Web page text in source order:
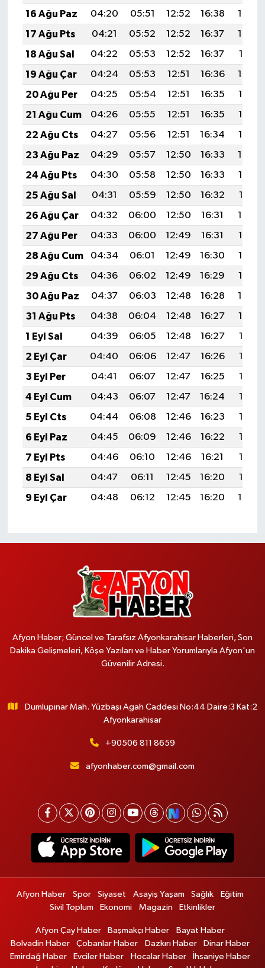
16 Ağu Paz
04:20 05:51 12:52 16:38
19:43
17 Ağu Pts
04:21 05:52 12:52 16:37
19:42
18 Ağu Sal
04:22 05:53 12:52 16:37
19:41
19 Ağu Çar
04:24 05:53 12:51 16:36
19:39
20 Ağu Per
04:25 05:54 12:51 16:35
19:38
21 Ağu Cum
04:26 05:55 12:51 16:35
19:36
22 Ağu Cts
04:27 05:56 12:51 16:34
19:35
23 Ağu Paz
04:29 05:57 12:50 16:33
19:34
24 Ağu Pts
04:30 05:58 12:50 16:33
19:32
25 Ağu Sal
04:31 05:59 12:50 16:32
19:31
26 Ağu Çar
04:32 06:00 12:50 16:31
19:29
27 Ağu Per
04:33 06:00 12:49 16:31
19:28
28 Ağu Cum
04:34 06:01 12:49 16:30
19:27
29 Ağu Cts
04:36 06:02 12:49 16:29
19:25
30 Ağu Paz
04:37 06:03 12:48 16:28
19:24
31 Ağu Pts
04:38 06:04 12:48 16:27
19:22
1 Eyl Sal
04:39 06:05 12:48 16:27
19:21
2 Eyl Çar
04:40 06:06 12:47 16:26
19:19
3 Eyl Per
04:41 06:07 12:47 16:25
19:18
4 Eyl Cum
04:43 06:07 12:47 16:24
19:16
5 Eyl Cts
04:44 06:08 12:46 16:23
19:15
6 Eyl Paz
04:45 06:09 12:46 16:22
19:13
7 Eyl Pts
04:46 06:10 12:46 16:21
19:12
8 Eyl Sal
04:47 06:11 12:45 16:20
19:10
9 Eyl Çar
04:48 06:12 12:45 16:20 19:08
Afyon Haber; Güncel ve Tarafsız Afyonkarahisar Haberleri, Son
Dakika Gelişmeleri, Köşe Yazıları ve Haber Yorumlarıyla Afyon'un
Güvenilir Adresi.
Dumlupınar Mah. Yüzbaşı Agah Caddesi No:44 Daire:3 Kat:2
Afyonkarahisar
+90506 811 8659
afyonhaber.com@gmail.com
Afyon Haber Spor Siyaset Asayiş Yaşam Sağlık
Eğitim
Sivil Toplum
Ekonomi Magazin Etkinlikler
Afyon Çay Haber Başmakçı Haber
Bayat Haber
Bolvadin Haber
Çobanlar Haber Dazkırı Haber
Dinar Haber
Emirdağ Haber
Evciler Haber Hocalar Haber
İhsaniye Haber